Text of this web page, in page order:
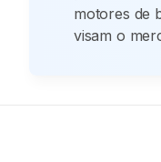
motores de
visam o